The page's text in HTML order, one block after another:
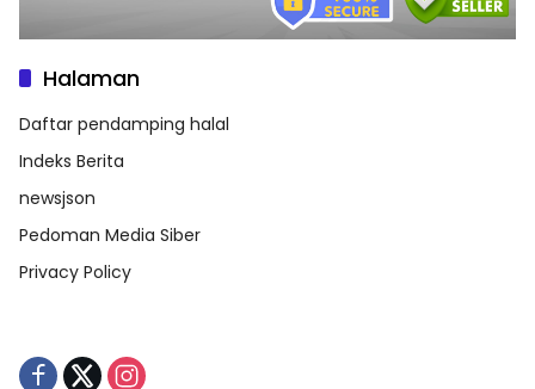
Halaman
Daftar pendamping halal
Indeks Berita
newsjson
Pedoman Media Siber
Privacy Policy